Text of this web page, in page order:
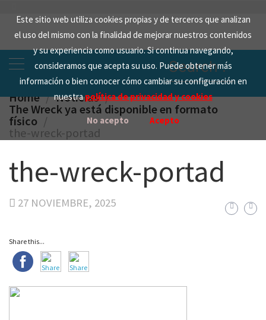
Este sitio web utiliza cookies propias y de terceros que analizan
el uso del mismo con la finalidad de mejorar nuestros contenidos
y su experiencia como usuario. Si continua navegando,
consideramos que acepta su uso. Puede obtener más
información o bien conocer cómo cambiar su configuración en
nuestrapolítica de privacidad y cookies
No acepto Acepto
content
Search
for:
Home Noticias
The Wreck ya está disponible en formato
físico
the-wreck-portad
the-wreck-portad
27 NOVIEMBRE, 2025
Share this...